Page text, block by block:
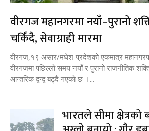
वीरगज महानगरमा नयाँ–पुरानो
चर्किँदै, सेवाग्राही मारमा
वीरगज,१९ असार/मधेश प्रदेशको एकमात्र
वीरगजमा पछिल्लो समय नयाँ र पुरानो राजनीतिक
आन्तरिक द्वन्द्व बढ्दै गएको छ ।...
भारतले सीमा क्षेत्रको